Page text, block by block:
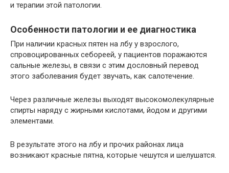
и терапии этой патологии.
Особенности патологии и ее диагностика
При наличии красных пятен на лбу у взрослого,
спровоцированных себореей, у пациентов поражаются
сальные железы, в связи с этим дословный перевод
этого заболевания будет звучать, как салотечение.
Через различные железы выходят высокомолекулярные
спирты наряду с жирными кислотами, йодом и другими
элементами.
В результате этого на лбу и прочих районах лица
возникают красные пятна, которые чешутся и шелушатся.